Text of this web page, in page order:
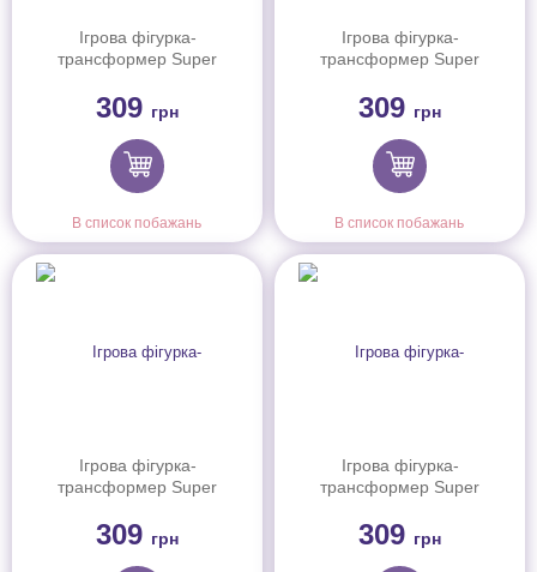
Ігрова фігурка-
трансформер Super
Джетт (Jett)
309 грн
В список побажань
Ігрова фігурка-
трансформер Super
Золотий Хлопчик (Golden
Boy)
309 грн
В список побажань
Ігрова фігурка-
трансформер Super
Травер (Traver), 5см
309 грн
Ігрова фігурка-
трансформер Super
Люсі (Lucie), 5см
309 грн